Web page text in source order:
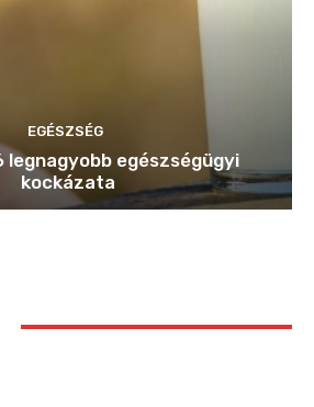
EGÉSZSÉG
legnagyobb egészségügyi
kockázata